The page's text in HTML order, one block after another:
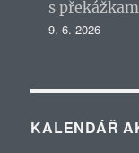
s
9. 6. 2026
KALENDÁŘ